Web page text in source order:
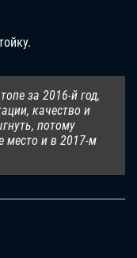
за 2016-й год,
качество и
потому
место и в 2017-м